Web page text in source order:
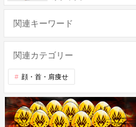
関連キーワード
関連カテゴリー
顔・首・肩痩せ